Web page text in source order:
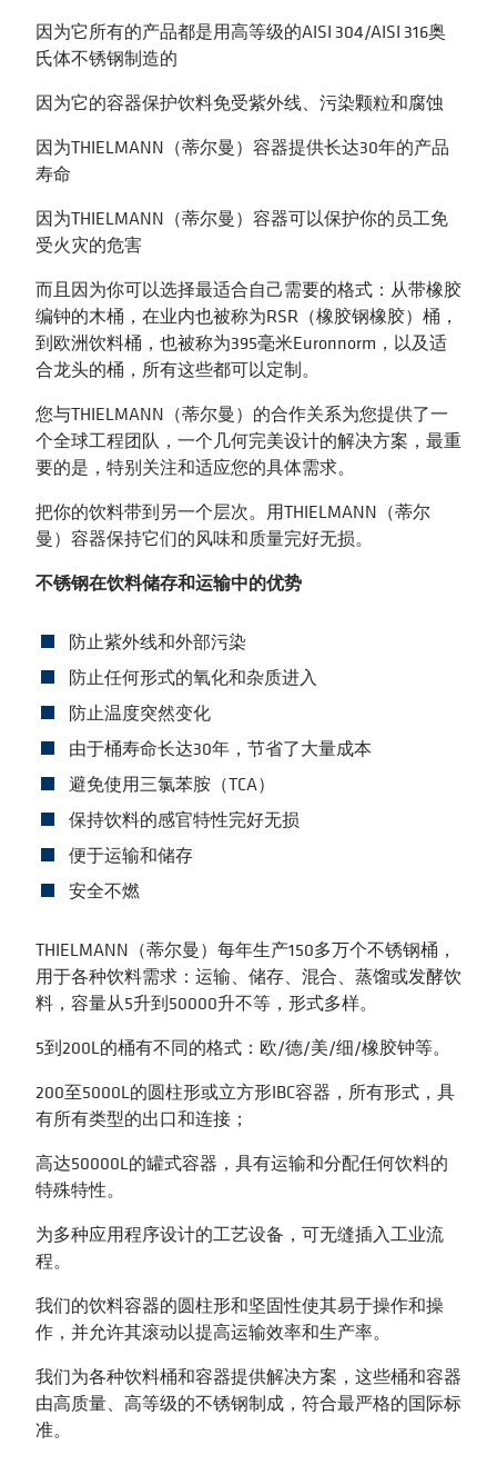
因为它所有的产品都是用高等级的AISI 304/AISI 316奥
氏体不锈钢制造的
因为它的容器保护饮料免受紫外线、污染颗粒和腐蚀
因为THIELMANN（蒂尔曼）容器提供长达30年的产品
寿命
因为THIELMANN（蒂尔曼）容器可以保护你的员工免
受火灾的危害
而且因为你可以选择最适合自己需要的格式：从带橡胶
编钟的木桶，在业内也被称为RSR（橡胶钢橡胶）桶，
到欧洲饮料桶，也被称为395毫米Euronnorm，以及适
合龙头的桶，所有这些都可以定制。
您与THIELMANN（蒂尔曼）的合作关系为您提供了一
个全球工程团队，一个几何完美设计的解决方案，最重
要的是，特别关注和适应您的具体需求。
把你的饮料带到另一个层次。用THIELMANN（蒂尔
曼）容器保持它们的风味和质量完好无损。
不锈钢在饮料储存和运输中的优势
防止紫外线和外部污染
防止任何形式的氧化和杂质进入
防止温度突然变化
由于桶寿命长达30年，节省了大量成本
避免使用三氯苯胺（TCA）
保持饮料的感官特性完好无损
便于运输和储存
安全不燃
THIELMANN（蒂尔曼）每年生产150多万个不锈钢桶，
用于各种饮料需求：运输、储存、混合、蒸馏或发酵饮
料，容量从5升到50000升不等，形式多样。
5到200L的桶有不同的格式：欧/德/美/细/橡胶钟等。
200至5000L的圆柱形或立方形IBC容器，所有形式，具
有所有类型的出口和连接；
高达50000L的罐式容器，具有运输和分配任何饮料的
特殊特性。
为多种应用程序设计的工艺设备，可无缝插入工业流
程。
我们的饮料容器的圆柱形和坚固性使其易于操作和操
作，并允许其滚动以提高运输效率和生产率。
我们为各种饮料桶和容器提供解决方案，这些桶和容器
由高质量、高等级的不锈钢制成，符合最严格的国际标
准。